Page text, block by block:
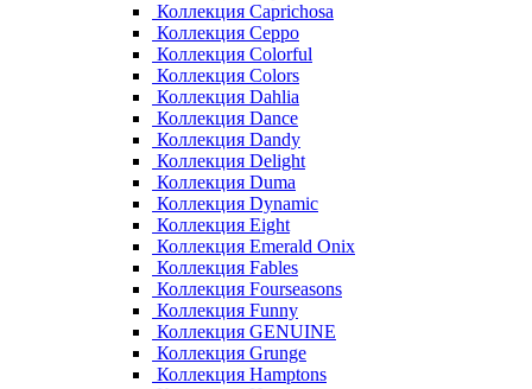
Коллекция Caprichosa
Коллекция Ceppo
Коллекция Colorful
Коллекция Colors
Коллекция Dahlia
Коллекция Dance
Коллекция Dandy
Коллекция Delight
Коллекция Duma
Коллекция Dynamic
Коллекция Eight
Коллекция Emerald Onix
Коллекция Fables
Коллекция Fourseasons
Коллекция Funny
Коллекция GENUINE
Коллекция Grunge
Коллекция Hamptons